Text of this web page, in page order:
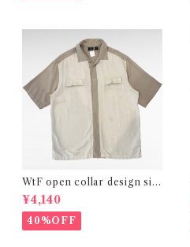
WtF open collar design silk
shirt
¥4,140
40%OFF